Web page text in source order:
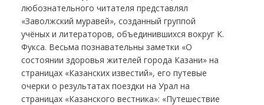
любознательного читателя представлял
«Заволжский муравей», созданный группой
учёных и литераторов, объединившихся вокруг К.
Фукса. Весьма познавательны заметки «О
состоянии здоровья жителей города Казани» на
страницах «Казанских известий», его путевые
очерки о результатах поездки на Урал на
страницах «Казанского вестника»: «Путешествие